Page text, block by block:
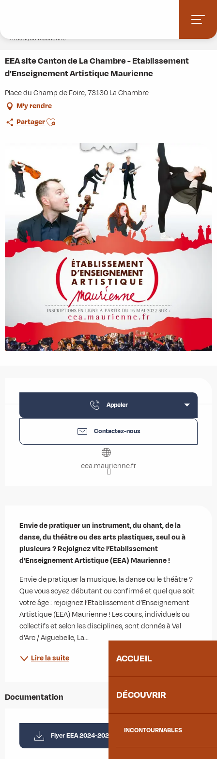
principal
ACCUEIL
DÉCOUVRIR
INCONTOURNABLES
Artistique Maurienne
EEA site Canton de La Chambre - Etablissement
d’Enseignement Artistique Maurienne
Place du Champ de Foire, 73130 La Chambre
M'y rendre
PartagerAjouter aux favoris
Appeler
Contactez-nous
eea.maurienne.fr
Envie de pratiquer un instrument, du chant, de la
danse, du théâtre ou des arts plastiques, seul ou à
plusieurs ? Rejoignez vite l’Etablissement
d’Enseignement Artistique (EEA) Maurienne !
Envie de pratiquer la musique, la danse ou le théâtre ?
Que vous soyez débutant ou confirmé et quel que soit
votre âge : rejoignez l’Etablissement d’Enseignement
Artistique (EEA) Maurienne ! Les cours, individuels ou
collectifs et selon les disciplines, sont donnés à Val
d'Arc / Aiguebelle, La...
Lire la suite
Documentation
Flyer EEA 2024-2025